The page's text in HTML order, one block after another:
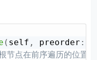
( self , preorder :
点在前序遍历的位置,